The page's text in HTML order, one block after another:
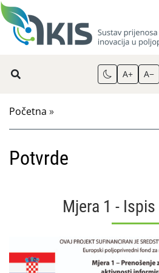
A+ A−
Početna »
Potvrde
Mjera 1 -